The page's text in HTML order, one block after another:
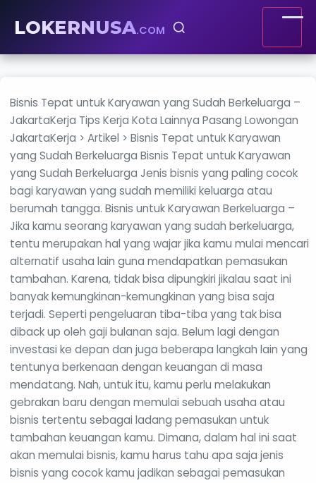
LOKERNUSA.COM
Bisnis Tepat untuk Karyawan yang Sudah Berkeluarga –
JakartaKerja Tips Kerja Kota Lainnya Pasang Lowongan
JakartaKerja > Artikel > Bisnis Tepat untuk Karyawan
yang Sudah Berkeluarga Bisnis Tepat untuk Karyawan
yang Sudah Berkeluarga Jenis bisnis yang paling cocok
bagi karyawan yang sudah memiliki keluarga atau
berumah tangga. Bisnis untuk Karyawan Berkeluarga –
Jika kamu seorang karyawan yang sudah berkeluarga,
tentu merupakan hal yang wajar jika kamu mulai mencari
alternatif usaha lain guna mendapatkan pemasukan
tambahan. Karena, tidak bisa dipungkiri jikalau saat ini
banyak kemungkinan-kemungkinan yang bisa saja
terjadi. Seperti pengeluaran tiba-tiba yang tak bisa
diback up oleh gaji bulanan saja. Belum lagi dengan
investasi ke depan dan juga beberapa langkah lain yang
tentunya berkenaan dengan keuangan di masa
mendatang. Nah, untuk itu, kamu perlu melakukan
gebrakan baru dengan memulai sebuah usaha atau
bisnis tertentu sebagai ladang pemasukan untuk
tambahan keuangan kamu. Dimana, dalam hal ini saat
akan memulai bisnis, kamu harus tahu apa saja jenis
bisnis yang cocok kamu jadikan sebagai pemasukan